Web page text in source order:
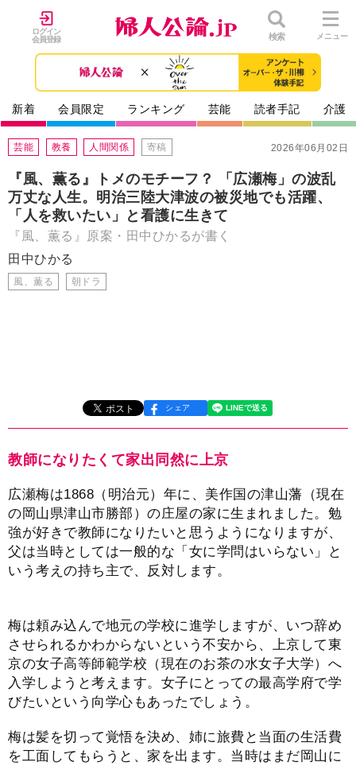
ログイン
会員登録
検索 メニュー
新着 会員限定 ランキング 芸能 読者手記 介護
2026年06月02日
芸能 教養 人間関係 寄稿
『風、薫る』トメのモチーフ？ 「広瀬梅」の波乱
万丈な人生。明治三陸大津波の被災地でも活躍、
「人を救いたい」と看護に生きて
『風、薫る』原案・田中ひかるが書く
田中ひかる
風、薫る 朝ドラ
シェア
教師になりたくて家出同然に上京
広瀬梅は1868（明治元）年に、美作国の津山藩（現在
の岡山県津山市勝部）の庄屋の家に生まれました。勉
強が好きで教師になりたいと思うようになりますが、
父は当時としては一般的な「女に学問はいらない」と
いう考えの持ち主で、反対します。
梅は頼み込んで地元の学校に進学しますが、いつ辞め
させられるかわからないという不安から、上京して東
京の女子高等師範学校（現在のお茶の水女子大学）へ
入学しようと考えます。女子にとっての最高学府で学
びたいという向学心もあったでしょう。
梅は髪を切って覚悟を決め、姉に旅費と当面の生活費
を工面してもらうと、家を出ます。当時はまだ岡山に